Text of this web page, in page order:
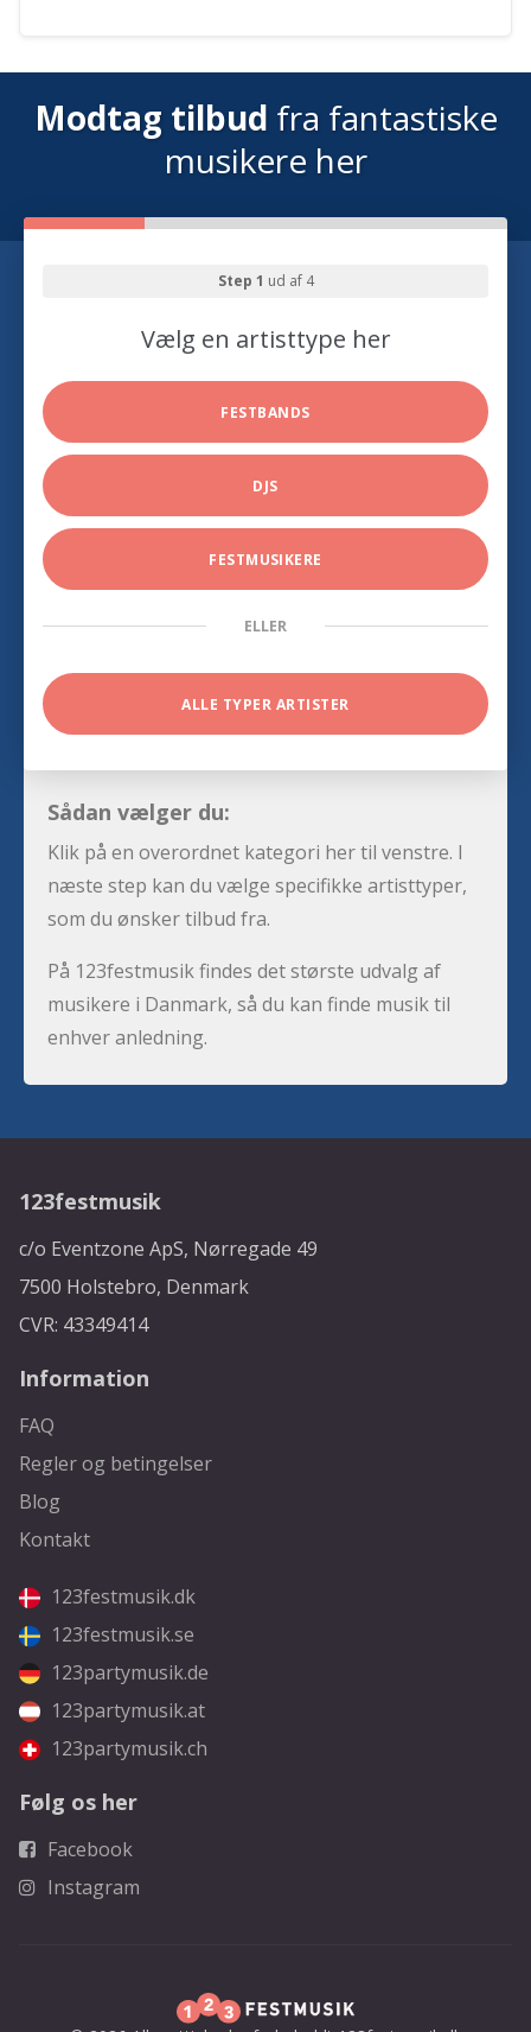
Modtag tilbud fra fantastiske
musikere her
Step 1 ud af 4
Vælg en artisttype her
FESTBANDS
DJS
FESTMUSIKERE
ELLER
ALLE TYPER ARTISTER
Sådan vælger du:
Klik på en overordnet kategori her til venstre. I
næste step kan du vælge specifikke artisttyper,
som du ønsker tilbud fra.
På 123festmusik findes det største udvalg af
musikere i Danmark, så du kan finde musik til
enhver anledning.
123festmusik
c/o Eventzone ApS, Nørregade 49
7500 Holstebro, Denmark
CVR: 43349414
Information
FAQ
Regler og betingelser
Blog
Kontakt
123festmusik.dk
123festmusik.se
123partymusik.de
123partymusik.at
123partymusik.ch
Følg os her
Facebook
Instagram